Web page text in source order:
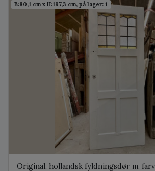
B:80,1 cm x H:197,3 cm, på lager: 1
Original, hollandsk fyldningsdør m.